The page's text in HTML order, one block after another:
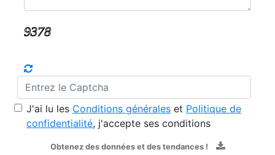
J'ai lu les Conditions générales et Politique de
confidentialité, j'accepte ses conditions
Obtenez des données et des tendances !